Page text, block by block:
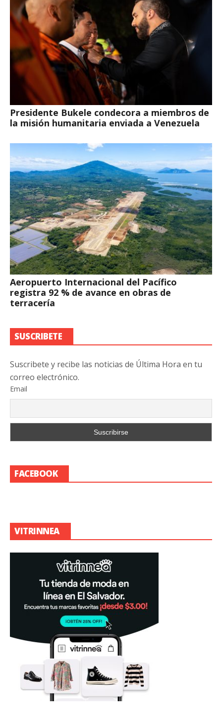
Presidente Bukele condecora a miembros de
la misión humanitaria enviada a Venezuela
Aeropuerto Internacional del Pacífico
registra 92 % de avance en obras de
terracería
SUSCRIBETE
Suscribete y recibe las noticias de Última Hora en tu
correo electrónico.
Email
FACEBOOK
VITRINNEA